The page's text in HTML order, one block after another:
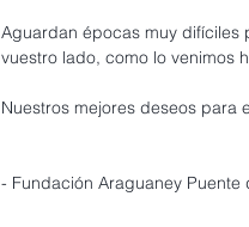
Aguardan épocas muy difíciles
vuestro lado, como lo venimos
Nuestros mejores deseos para
- Fundación Araguaney Puente